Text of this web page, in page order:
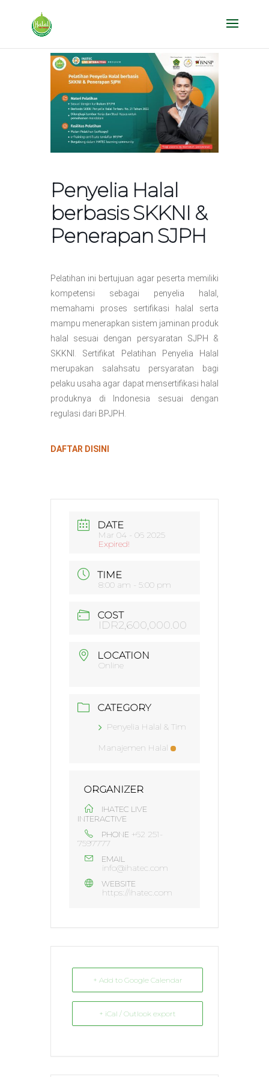
Penyelia Halal
berbasis SKKNI &
Penerapan SJPH
Pelatihan ini bertujuan agar peserta memiliki
kompetensi sebagai penyelia halal,
memahami proses sertifikasi halal serta
mampu menerapkan sistem jaminan produk
halal sesuai dengan persyaratan SJPH &
SKKNI. Sertifikat Pelatihan Penyelia Halal
merupakan salahsatu persyaratan bagi
pelaku usaha agar dapat mensertifikasi halal
produknya di Indonesia sesuai dengan
regulasi dari BPJPH.
DAFTAR DISINI
DATE
Mar 04 - 06 2025
Expired!
TIME
8:00 am - 5:00 pm
COST
IDR2,600,000.00
LOCATION
Online
CATEGORY
Penyelia Halal & Tim
Manajemen Halal
ORGANIZER
IHATEC LIVE
INTERACTIVE
PHONE +62 251-
7597777
EMAIL
info@ihatec.com
WEBSITE
https://ihatec.com
+ Add to Google Calendar
+ iCal / Outlook export